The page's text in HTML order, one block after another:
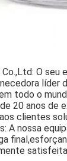
O seu
líder
todo o
20 anos
clientes
A nossa